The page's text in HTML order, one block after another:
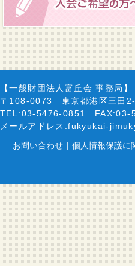
【一般財団法人富丘会 事務局】
〒108-0073 東京都港区三田
TEL:03-5476-0851 FAX:03-
メールアドレス:fukyukai-
お問い合わせ | 個人情報保護に